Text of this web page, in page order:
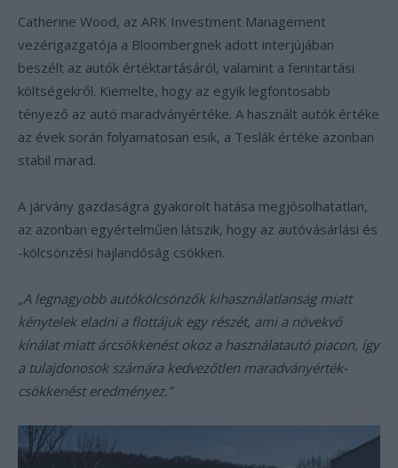
Catherine Wood, az ARK Investment Management
vezérigazgatója a Bloombergnek adott interjújában
beszélt az autók értéktartásáról, valamint a fenntartási
költségekről. Kiemelte, hogy az egyik legfontosabb
tényező az autó maradványértéke. A használt autók értéke
az évek során folyamatosan esik, a Teslák értéke azonban
stabil marad.
A járvány gazdaságra gyakorolt hatása megjósolhatatlan,
az azonban egyértelműen látszik, hogy az autóvásárlási és
-kölcsönzési hajlandóság csökken.
„A legnagyobb autókölcsönzők kihasználatlanság miatt
kénytelek eladni a flottájuk egy részét, ami a növekvő
kínálat miatt árcsökkenést okoz a használatautó piacon, így
a tulajdonosok számára kedvezőtlen maradványérték-
csökkenést eredményez.”